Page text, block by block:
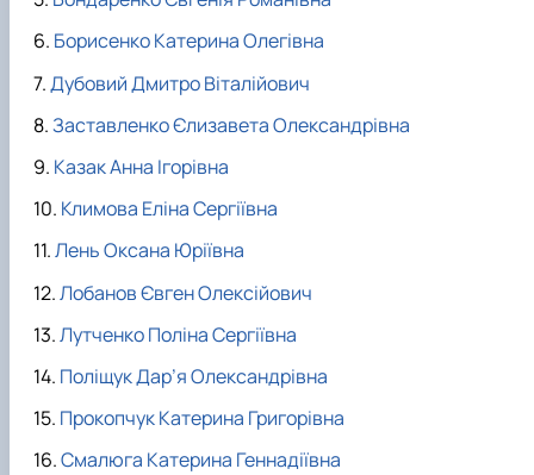
НОВИНИ
факультетом ветеринарної медицини …
Скринька довіри
Вступ 2022 рік
Вступ 2021 рік
Вступ 2019 рік
Борисенко Катерина Олегівна
Дубовий Дмитро Віталійович
Заставленко Єлизавета Олександрівна
Казак Анна Ігорівна
Климова Еліна Сергіївна
Лень Оксана Юріївна
Лобанов Євген Олексійович
Лутченко Поліна Сергіївна
Поліщук Дар’я Олександрівна
Прокопчук Катерина Григорівна
Смалюга Катерина Геннадіївна